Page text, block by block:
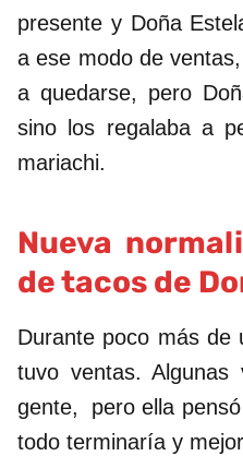
presente y Doña
a ese modo de
a quedarse, pero
sino los regalaba a
mariachi.
Nueva
de tacos de
Durante poco más de
tuvo ventas. Algunas
gente, pero ella
todo terminaría y